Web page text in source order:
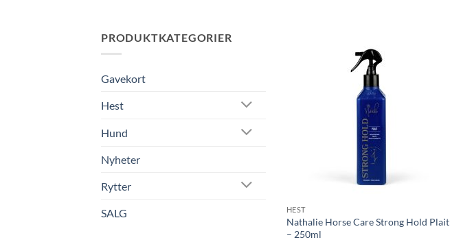
PRODUKTKATEGORIER
Gavekort
Hest
Hund
Nyheter
Rytter
SALG HEST
Nathalie Horse Care Strong Hold Plait
– 250ml